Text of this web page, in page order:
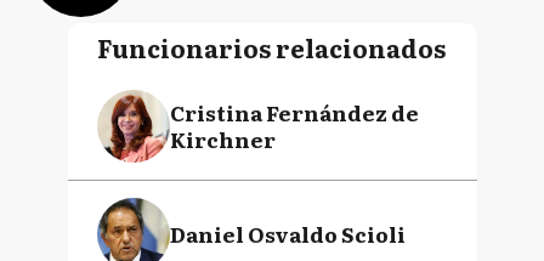
Funcionarios relacionados
Cristina Fernández de
Kirchner
Daniel Osvaldo Scioli